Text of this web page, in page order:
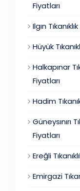
Fiyatları
Ilgın
Hüyük
Halkapınar
Fiyatları
Hadim
Güneysınırı
Fiyatları
Ereğli
Emirgazi